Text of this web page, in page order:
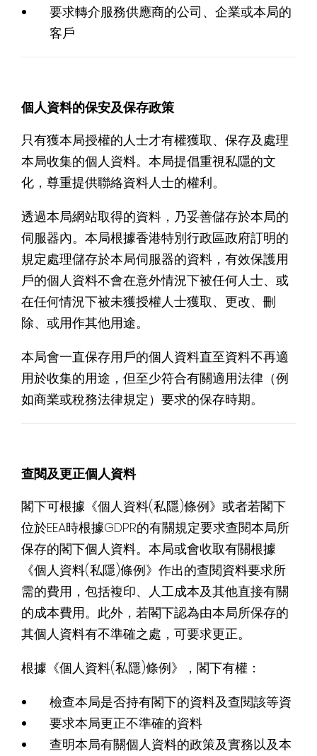
要求轉介服務供應商的公司、企業或本局的
客戶
個人資料的保安及保存政策
只有獲本局授權的人士才有權獲取、保存及處理
本局收集的個人資料。本局提倡重視私隱的文
化，尊重提供聯絡資料人士的權利。
透過本局網站取得的資料，乃妥善儲存於本局的
伺服器內。本局根據香港特別行政區政府訂明的
規定處理儲存於本局伺服器的資料，有效保護用
戶的個人資料不會在意外情況下被任何人士、或
在任何情況下被未獲授權人士獲取、更改、刪
除、或用作其他用途。
本局會一直保存用戶的個人資料直至資料不再適
用於收集的用途，但至少符合有關適用法律（例
如商業或稅務法律規定）要求的保存時期。
查閱及更正個人資料
閣下可根據《個人資料(私隱)條例》或者若閣下
位於EEA時根據GDPR的有關規定要求查閱本局所
保存的閣下個人資料。本局或會收取有關根據
《個人資料(私隱)條例》作出的查閱資料要求所
需的費用，包括複印、人工成本及其他直接有關
的成本費用。此外，若閣下認為由本局所保存的
其個人資料有不準確之處，可要求更正。
根據《個人資料(私隱)條例》，閣下有權：
檢查本局是否持有閣下的資料及查閱該等資
要求本局更正不準確的資料
查明本局有關個人資料的政策及實務以及本